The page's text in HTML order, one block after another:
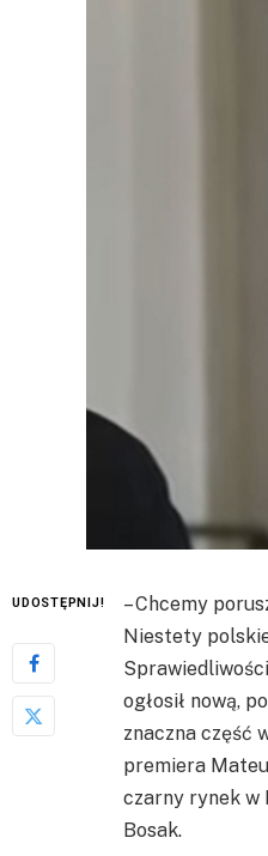
UDOSTĘPNIJ!
– Chcemy
Niestety
ogłosił nową,
znaczna część
premiera
czarny rynek w
Bosak.